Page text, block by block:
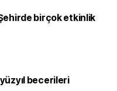
birçok etkinlik
becerileri